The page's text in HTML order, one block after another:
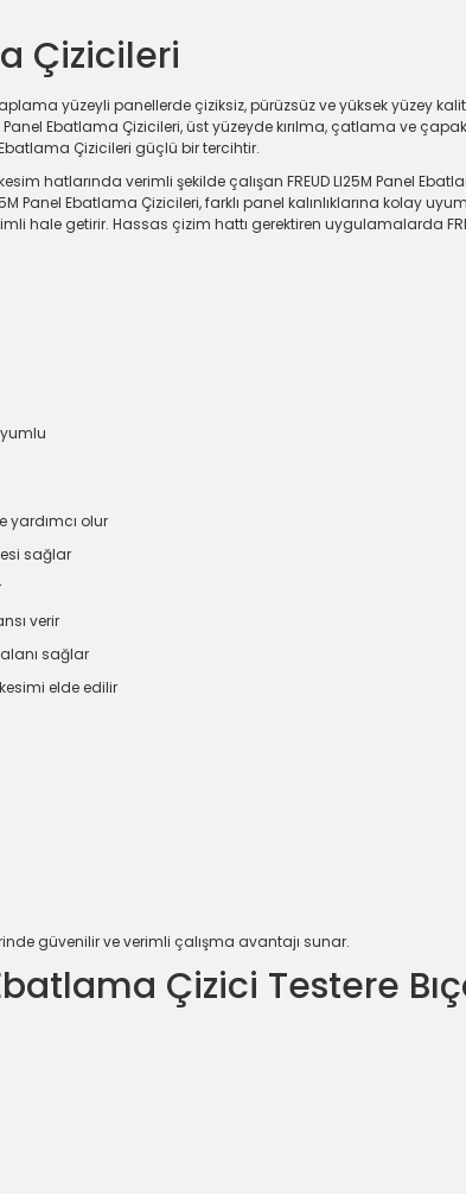
Çizicileri
yüzeyli panellerde çiziksiz, pürüzsüz ve yüksek yüzey
Ebatlama Çizicileri, üst yüzeyde kırılma, çatlama ve
Çizicileri güçlü bir tercihtir.
hatlarında verimli şekilde çalışan FREUD LI25M Panel
Panel Ebatlama Çizicileri, farklı panel kalınlıklarına kolay
hale getirir. Hassas çizim hattı gerektiren uygulamalarda
yardımcı olur
sağlar
verir
sağlar
elde edilir
güvenilir ve verimli çalışma avantajı sunar.
Çizici Testere